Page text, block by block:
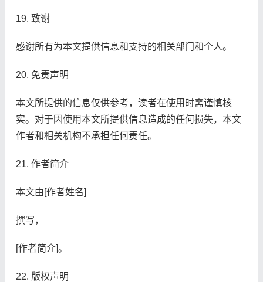
19. 致谢
感谢所有为本文提供信息和支持的相关部门和个人。
20. 免责声明
本文所提供的信息仅供参考，读者在使用时需谨慎核
实。对于因使用本文所提供信息造成的任何损失，本文
作者和相关机构不承担任何责任。
21. 作者简介
本文由[作者姓名]
撰写，
[作者简介]。
22. 版权声明